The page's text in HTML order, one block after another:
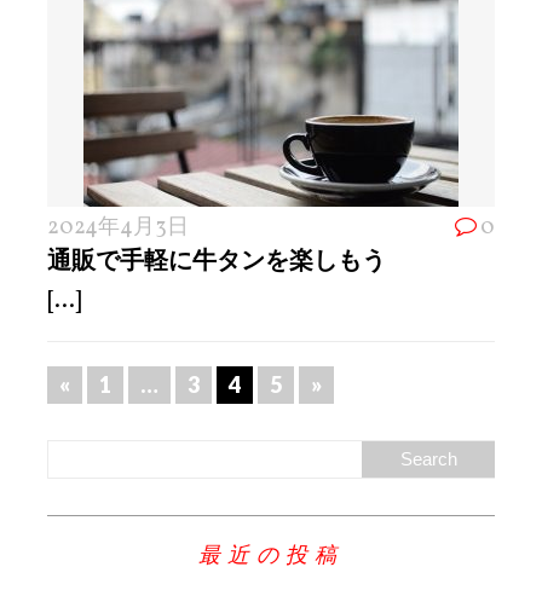
2024年4月3日 0
通販で手軽に牛タンを楽しもう
[...]
« 1 … 3 4 5 »
最近の投稿